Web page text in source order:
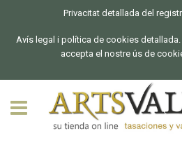
Privacitat detallada del
Avís legal i política de cookies
accepta el nostre ús de